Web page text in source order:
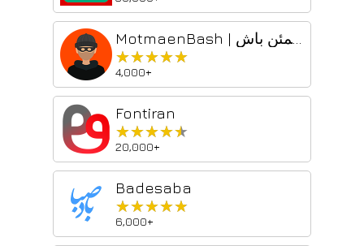
MotmaenBash | مطمئن باش
★★★★★
★★★★★
4,000+
Fontiran
★★★★★
★★★★★
20,000+
Badesaba
★★★★★
★★★★★
6,000+